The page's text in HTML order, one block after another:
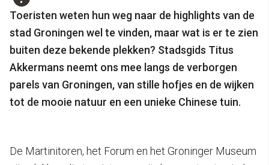
Toeristen weten hun weg naar de highlights van de
stad Groningen wel te vinden, maar wat is er te zien
buiten deze bekende plekken? Stadsgids Titus
Akkermans neemt ons mee langs de verborgen
parels van Groningen, van stille hofjes en de wijken
tot de mooie natuur en een unieke Chinese tuin.
De Martinitoren, het Forum en het Groninger Museum